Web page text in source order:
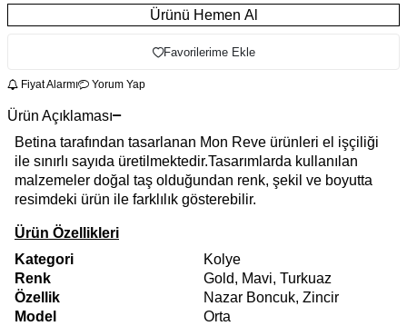
Ürünü Hemen Al
Favorilerime Ekle
Fiyat Alarmı Yorum Yap
Ürün Açıklaması
Betina tarafından tasarlanan Mon Reve ürünleri el işçiliği
ile sınırlı sayıda üretilmektedir.Tasarımlarda kullanılan
malzemeler doğal taş olduğundan renk, şekil ve boyutta
resimdeki ürün ile farklılık gösterebilir.
Ürün Özellikleri
Kategori
Kolye
Renk
Gold, Mavi, Turkuaz
Özellik
Nazar Boncuk, Zincir
Model
Orta